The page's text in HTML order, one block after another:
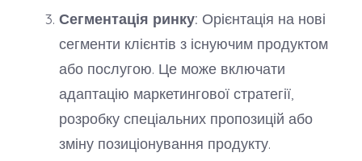
Сегментація ринку: Орієнтація на нові
сегменти клієнтів з існуючим продуктом
або послугою. Це може включати
адаптацію маркетингової стратегії,
розробку спеціальних пропозицій або
зміну позиціонування продукту.